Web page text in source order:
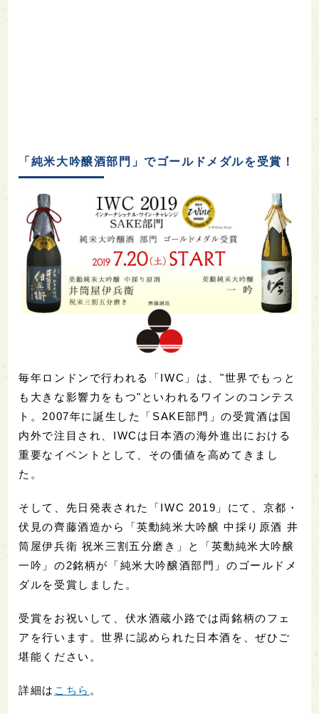
「純米大吟醸酒部門」でゴールドメダルを受賞！
毎年ロンドンで行われる「IWC」は、"世界でもっと
も大きな影響力をもつ"といわれるワインのコンテス
ト。2007年に誕生した「SAKE部門」の受賞酒は国
内外で注目され、IWCは日本酒の海外進出における
重要なイベントとして、その価値を高めてきまし
た。
そして、先日発表された「IWC 2019」にて、京都・
伏見の齊藤酒造から「英勳純米大吟醸 中採り原酒 井
筒屋伊兵衛 祝米三割五分磨き」と「英勳純米大吟醸
一吟」の2銘柄が「純米大吟醸酒部門」のゴールドメ
ダルを受賞しました。
受賞をお祝いして、伏水酒蔵小路では両銘柄のフェ
アを行います。世界に認められた日本酒を、ぜひご
堪能ください。
詳細は こちら 。